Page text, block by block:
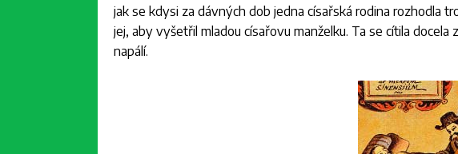
jak se kdysi za dávných dob jedna císařská rodina rozhodla
jej, aby vyšetřil mladou císařovu manželku. Ta se cítila docela
napálí.